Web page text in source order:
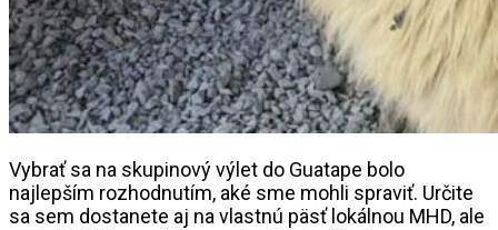
Vybrať sa na skupinový výlet do Guatape bolo
najlepším rozhodnutím, aké sme mohli spraviť. Určite
sa sem dostanete aj na vlastnú päsť lokálnou MHD, ale